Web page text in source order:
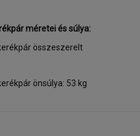
méretei és súlya:
összeszerelt
önsúlya: 53 kg